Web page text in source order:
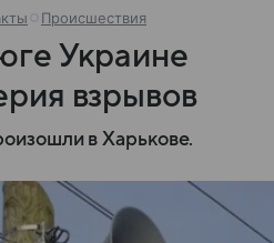
Происшествия
Украине
взрывов
в Харькове.